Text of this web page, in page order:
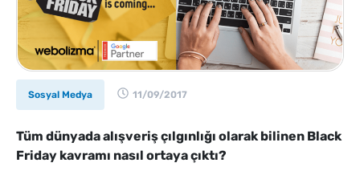
Sosyal Medya 11/09/2017
Tüm dünyada alışveriş çılgınlığı olarak bilinen Black
Friday kavramı nasıl ortaya çıktı?